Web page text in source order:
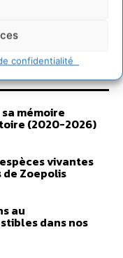
confidentialité
mémoire
(2020-2026)
vivantes
de Zoepolis
au
dans nos